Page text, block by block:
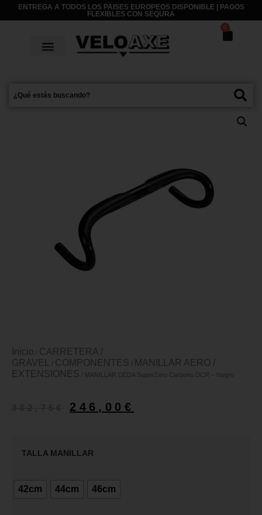
ENTREGA A TODOS LOS PAISES EUROPEOS DISPONIBLE | PAGOS
FLEXIBLES CON SEQURA
0
Inicio
CARRETERA /
GRAVEL
COMPONENTES
MANILLAR AERO /
EXTENSIONES / MANILLAR DEDA SuperZero Carbono DCR – Negro
246,00 €
TALLA MANILLAR
42cm 44cm 46cm